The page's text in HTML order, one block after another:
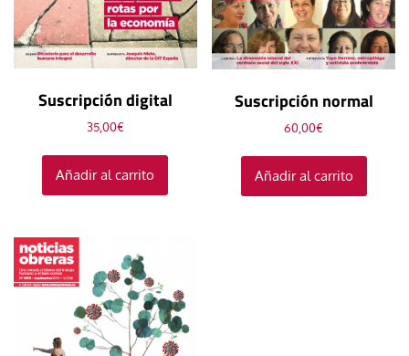
Suscripción digital
35,00€
Añadir al carrito
Suscripción normal
60,00€
Añadir al carrito